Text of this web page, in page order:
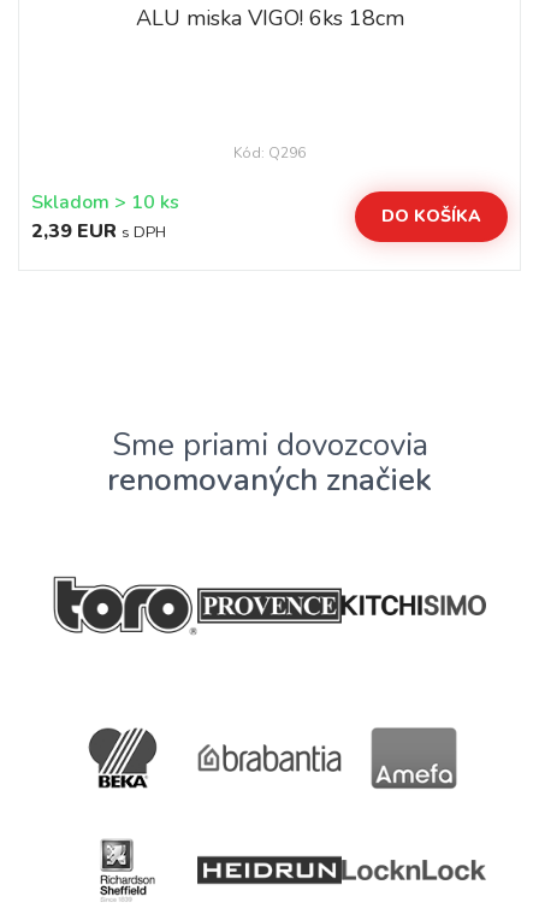
ALU miska VIGO! 6ks 18cm
Kód: Q296
Skladom > 10 ks
2,39 EUR s DPH
DO KOŠÍKA
Sme priami dovozcovia
renomovaných značiek